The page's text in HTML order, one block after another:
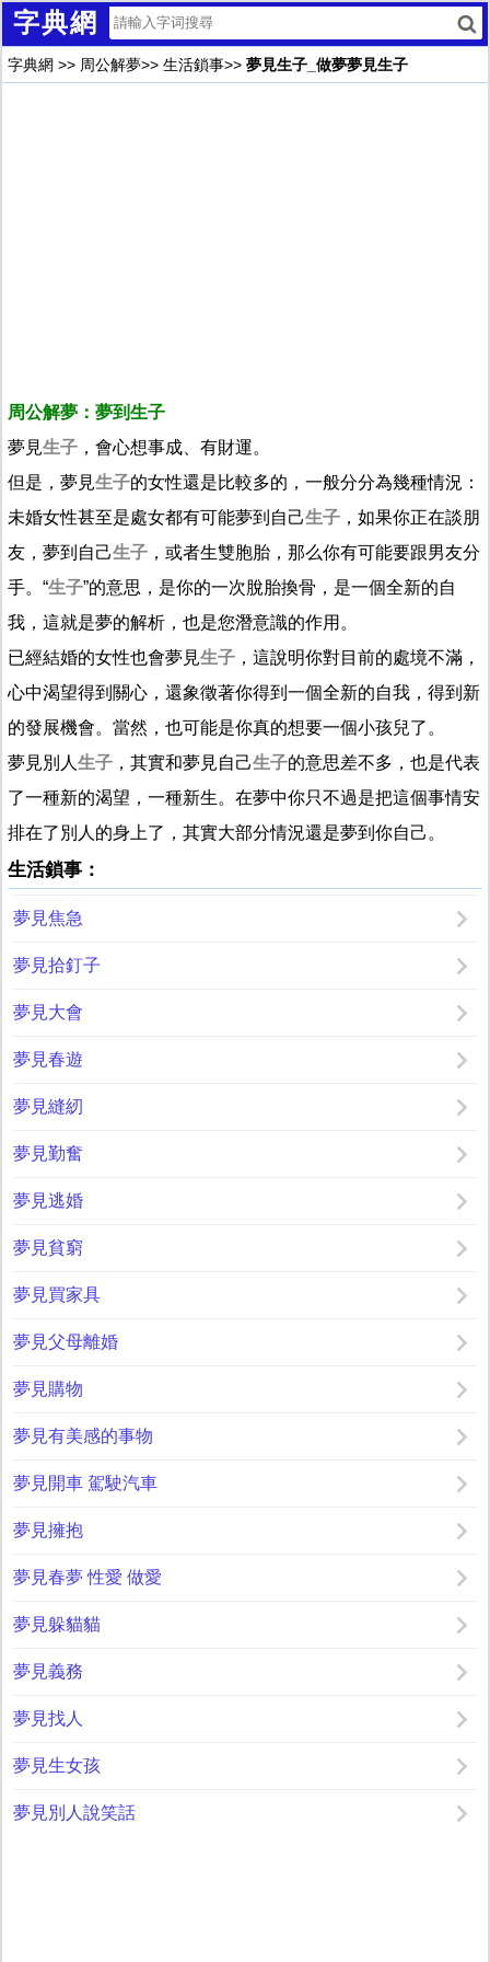
字典網
字典網 >> 周公解夢>> 生活鎖事>> 夢見生子_做夢夢見生子
周公解夢：夢到生子
夢見生子 ，會心想事成、有財運。
但是，夢見生子的女性還是比較多的，一般分分為幾種情況：
未婚女性甚至是處女都有可能夢到自己生子 ，如果你正在談朋
友，夢到自己生子 ，或者生雙胞胎，那么你有可能要跟男友分
手。“生子”的意思，是你的一次脫胎換骨，是一個全新的自
我，這就是夢的解析，也是您潛意識的作用。
已經結婚的女性也會夢見生子 ，這說明你對目前的處境不滿，
心中渴望得到關心，還象徵著你得到一個全新的自我，得到新
的發展機會。當然，也可能是你真的想要一個小孩兒了。
夢見別人 生子 ，其實和夢見自己生子的意思差不多，也是代表
了一種新的渴望，一種新生。在夢中你只不過是把這個事情安
排在了別人的身上了，其實大部分情況還是夢到你自己。
生活鎖事：
夢見焦急
夢見拾釘子
夢見大會
夢見春遊
夢見縫紉
夢見勤奮
夢見逃婚
夢見貧窮
夢見買家具
夢見父母離婚
夢見購物
夢見有美感的事物
夢見開車 駕駛汽車
夢見擁抱
夢見春夢 性愛 做愛
夢見躲貓貓
夢見義務
夢見找人
夢見生女孩
夢見別人說笑話